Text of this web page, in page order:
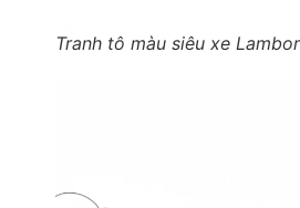
Tranh tô màu siêu xe